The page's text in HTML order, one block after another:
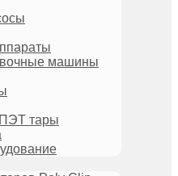
машины
ПЭТ тары